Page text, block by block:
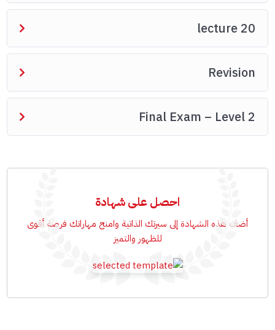
lecture 20
Revision
Final Exam – Level 2
احصل على شهادة
أضف هذه الشهادة إلى سيرتك الذاتية وامنح مهاراتك فرصة أقوى
للظهور والتميز